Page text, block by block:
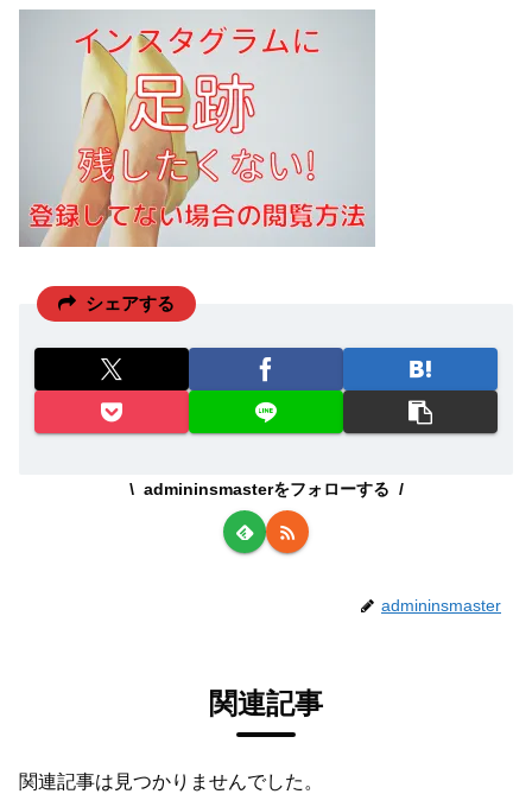
シェアする
admininsmasterをフォローする
admininsmaster
関連記事
関連記事は見つかりませんでした。